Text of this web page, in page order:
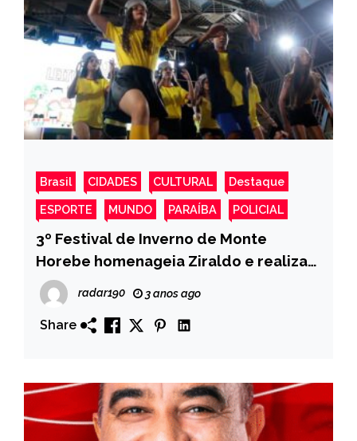
Brasil CIDADES CULTURAL Destaque
ESPORTE MUNDO PARAÍBA POLICIAL
3º Festival de Inverno de Monte
Horebe homenageia Ziraldo e realiza
final da Copa Chico Gato
radar190 3 anos ago
Share